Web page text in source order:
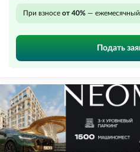
При взносе от 40% —
Подать